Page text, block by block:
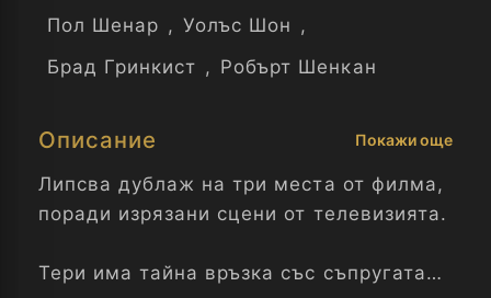
Пол Шенар , Уолъс Шон ,
Брад Гринкист , Робърт Шенкан
Описание Покажи още
Липсва дублаж на три места от филма,
поради изрязани сцени от телевизията.
Тери има тайна връзка със съпругата